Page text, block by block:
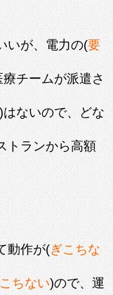
いが、電力の(要
チームが派遣さ
)はないので、どな
トランから高額
動作が(ぎこちな
ちない)ので、運